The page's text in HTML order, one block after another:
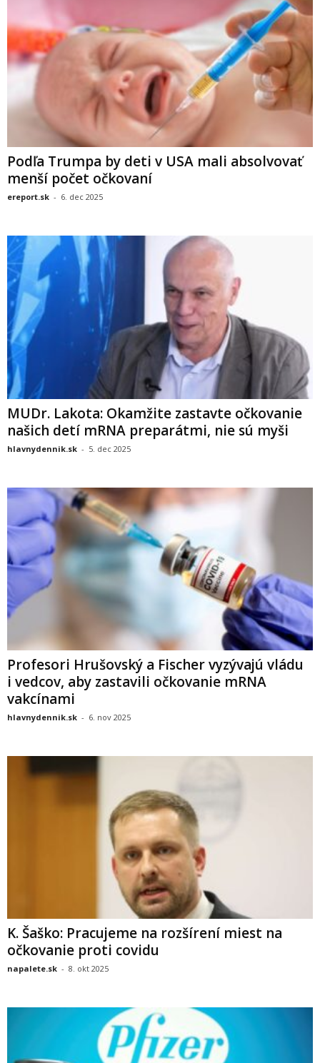
Podľa Trumpa by deti v USA mali absolvovať
menší počet očkovaní
ereport.sk - 6. dec 2025
MUDr. Lakota: Okamžite zastavte očkovanie
našich detí mRNA preparátmi, nie sú myši
hlavnydennik.sk - 5. dec 2025
Profesori Hrušovský a Fischer vyzývajú vládu
i vedcov, aby zastavili očkovanie mRNA
vakcínami
hlavnydennik.sk - 6. nov 2025
K. Šaško: Pracujeme na rozšírení miest na
očkovanie proti covidu
napalete.sk - 8. okt 2025